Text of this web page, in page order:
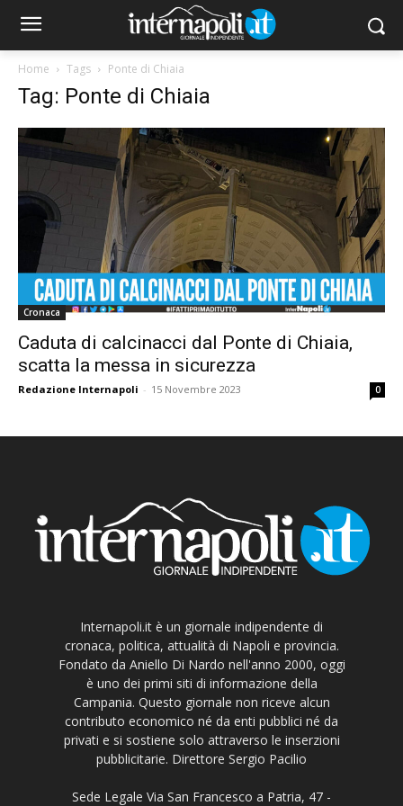
Home Tags Ponte di Chiaia
Tag: Ponte di Chiaia
Cronaca
Caduta di calcinacci dal Ponte di Chiaia,
scatta la messa in sicurezza
Redazione Internapoli - 15 Novembre 2023 0
Internapoli.it è un giornale indipendente di
cronaca, politica, attualità di Napoli e provincia.
Fondato da Aniello Di Nardo nell'anno 2000, oggi
è uno dei primi siti di informazione della
Campania. Questo giornale non riceve alcun
contributo economico né da enti pubblici né da
privati e si sostiene solo attraverso le inserzioni
pubblicitarie. Direttore Sergio Pacilio
Sede Legale Via San Francesco a Patria, 47 -